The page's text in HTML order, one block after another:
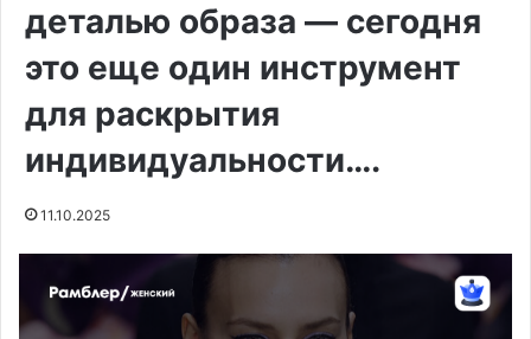
деталью образа — сегодня
это еще один инструмент
для раскрытия
индивидуальности….
11.10.2025